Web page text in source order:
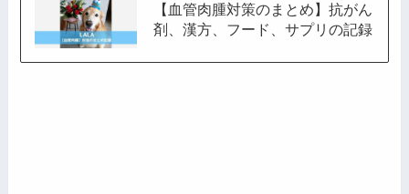
【血管肉腫対策のまとめ】抗がん
剤、漢方、フード、サプリの記録